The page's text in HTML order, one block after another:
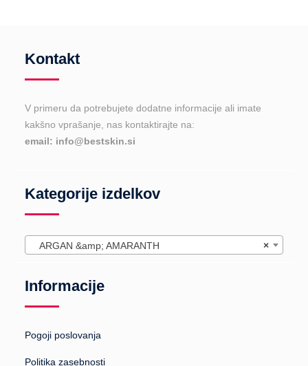
Kontakt
V primeru da potrebujete dodatne informacije ali imate
kakšno vprašanje, nas kontaktirajte na:
email: info@bestskin.si
Kategorije izdelkov
×
ARGAN &amp; AMARANTH
Informacije
Pogoji poslovanja
Politika zasebnosti